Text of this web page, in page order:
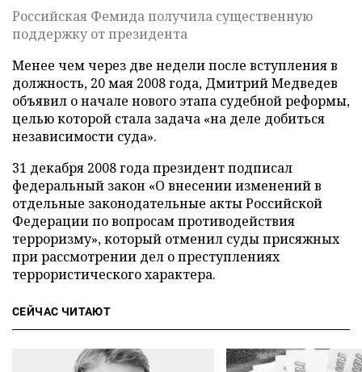
Российская Фемида получила существенную
поддержку от президента
Менее чем через две недели после вступления в
должность, 20 мая 2008 года, Дмитрий Медведев
объявил о начале нового этапа судебной реформы,
целью которой стала задача «на деле добиться
независимости суда».
31 декабря 2008 года президент подписал
федеральный закон «О внесении изменений в
отдельные законодательные акты Российской
Федерации по вопросам противодействия
терроризму», который отменил суды присяжных
при рассмотрении дел о преступлениях
террористического характера.
СЕЙЧАС ЧИТАЮТ